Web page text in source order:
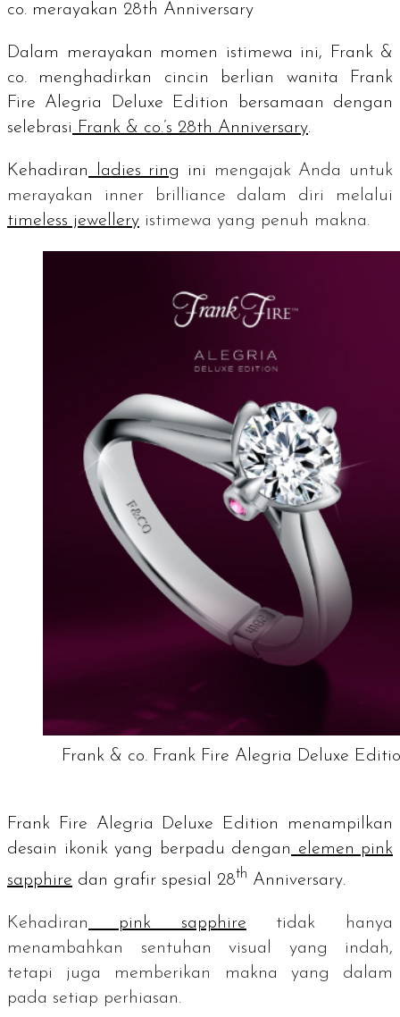
co. merayakan 28th Anniversary
Dalam merayakan momen istimewa ini, Frank &
co. menghadirkan cincin berlian wanita Frank
Fire Alegria Deluxe Edition bersamaan dengan
selebrasi Frank & co.’s 28th Anniversary.
Kehadiran ladies ring ini
mengajak Anda untuk
merayakan inner brilliance dalam diri melalui
timeless jewellery istimewa yang penuh makna.
Frank & co. Frank Fire Alegria Deluxe
Frank Fire Alegria Deluxe Edition menampilkan
desain ikonik yang berpadu dengan elemen pink
sapphire dan grafir spesial 28th Anniversary.
Kehadiran pink sapphire tidak hanya
menambahkan sentuhan visual yang indah,
tetapi juga memberikan makna yang dalam
pada setiap perhiasan.